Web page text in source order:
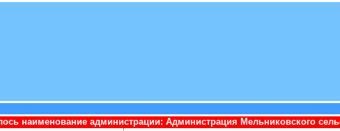
администрации: Администрация Мельниковского сельского